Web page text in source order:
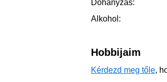
Dohányzás:
Alkohol:
Hobbijaim
Kérdezd meg tőle,